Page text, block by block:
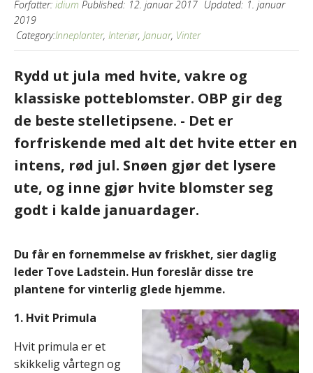
Forfatter: idium Published: 12. januar 2017 Updated: 1. januar
2019
Category:Inneplanter, Interiør, Januar, Vinter
Rydd ut jula med hvite, vakre og
klassiske potteblomster. OBP gir deg
de beste stelletipsene. - Det er
forfriskende med alt det hvite etter en
intens, rød jul. Snøen gjør det lysere
ute, og inne gjør hvite blomster seg
godt i kalde januardager.
Du får en fornemmelse av friskhet, sier daglig
leder Tove Ladstein. Hun foreslår disse tre
plantene for vinterlig glede hjemme.
1. Hvit Primula
Hvit primula er et
skikkelig vårtegn og